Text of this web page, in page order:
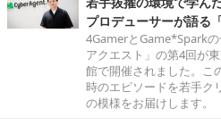
プロデューサーが語る
4GamerとGame*Spark
アクエスト」の第4回が
館で開催されました。こ
時のエピソードを若手ク
の模様をお届けします。